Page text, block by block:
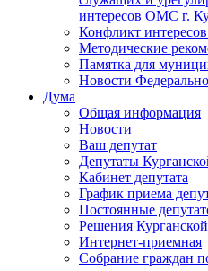
интересов ОМС г.
Конфликт
Методические
Памятка для
Новости
Дума
Общая информация
Новости
Ваш депутат
Депутаты
Кабинет депутата
График приема
Постоянные
Решения
Интернет-приемная
Собрание граждан